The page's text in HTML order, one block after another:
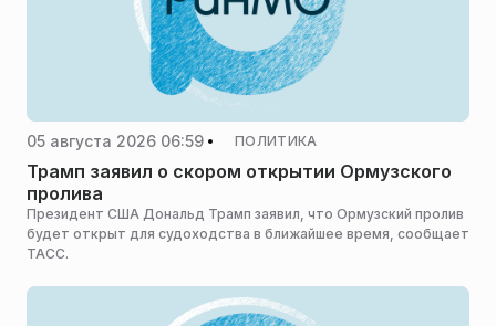
05 августа 2026 06:59 ПОЛИТИКА
Трамп заявил о скором открытии Ормузского
пролива
Президент США Дональд Трамп заявил, что Ормузский пролив
будет открыт для судоходства в ближайшее время, сообщает
ТАСС.